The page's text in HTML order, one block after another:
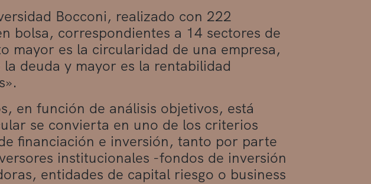
Bocconi, realizado con 222
bolsa, correspondientes a 14 sectores de
mayor es la circularidad de una empresa,
deuda y mayor es la rentabilidad
en función de análisis objetivos, está
se convierta en uno de los criterios
financiación e inversión, tanto por parte
institucionales -fondos de inversión
entidades de capital riesgo o business